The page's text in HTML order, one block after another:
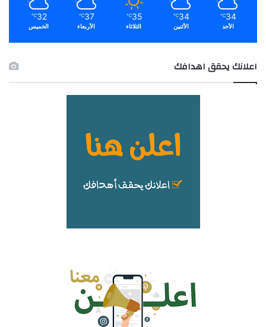
34
℃
الأحد
34
℃
الأثنين
35
℃
الثلاثاء
37
℃
الأربعاء
32
℃
الخميس
اعلانك يحقق اهدافك